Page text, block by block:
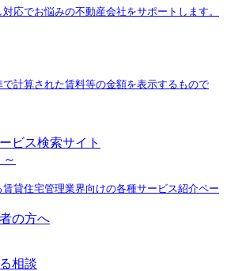
応でお悩みの不動産会社をサポートします。
計算された賃料等の金額を表示するもので
ビス検索サイト
貸住宅管理業界向けの各種サービス紹介ペー
の方へ
相談